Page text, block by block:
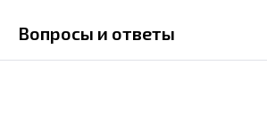
Вопросы и ответы